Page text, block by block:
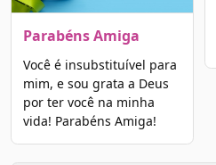
Parabéns Amiga
Você é insubstituível para
mim, e sou grata a Deus
por ter você na minha
vida! Parabéns Amiga!